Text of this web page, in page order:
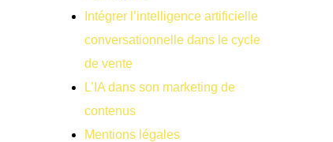
⁠Intégrer l’intelligence artificielle
conversationnelle dans le cycle
de vente
L’IA dans son marketing de
contenus
Mentions légales